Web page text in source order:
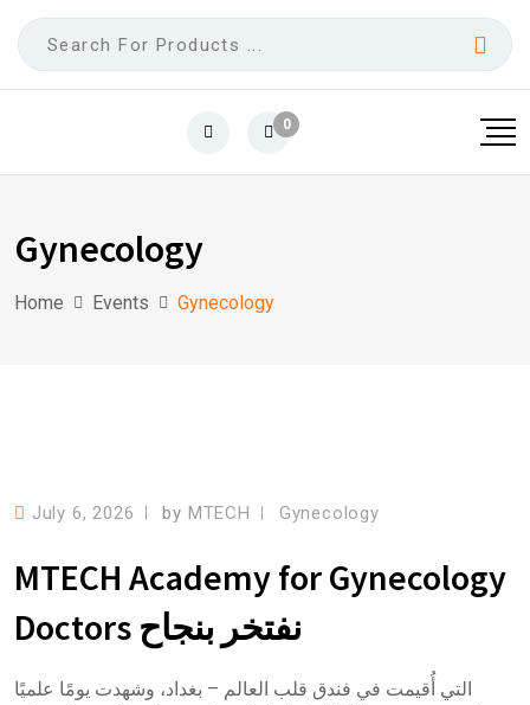
0
Gynecology
Home Events Gynecology
July 6, 2026 by MTECH Gynecology
MTECH Academy for Gynecology
Doctors نفتخر بنجاح
التي أُقيمت في فندق قلب العالم – بغداد، وشهدت يومًا علميًا